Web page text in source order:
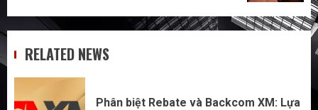
RELATED NEWS
Phân biệt Rebate và Backcom XM: Lựa